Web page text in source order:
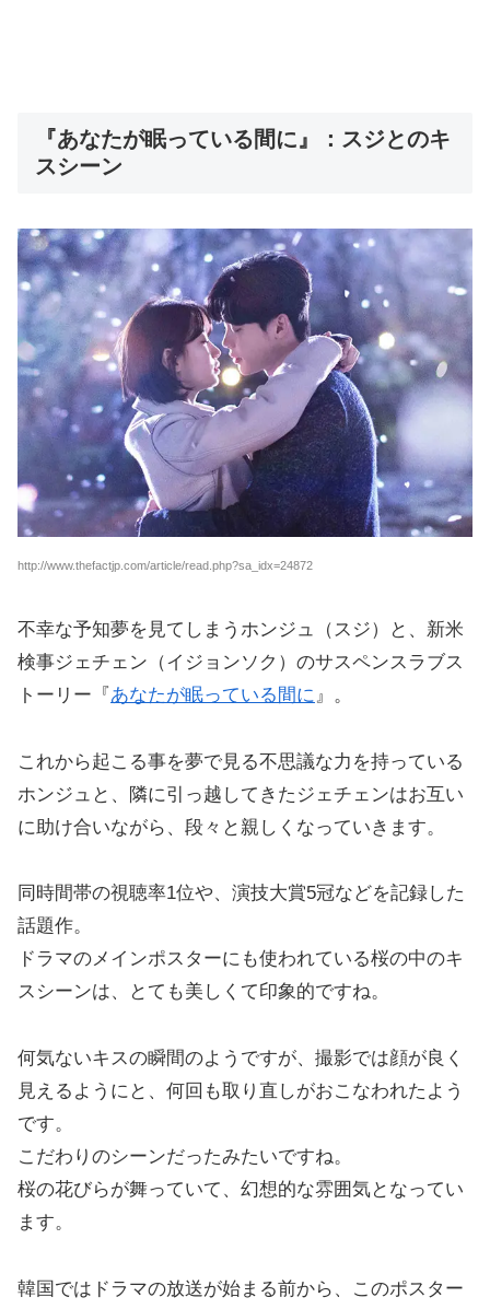
『あなたが眠っている間に』：スジとのキ
スシーン
http://www.thefactjp.com/article/read.php?sa_idx=24872
不幸な予知夢を見てしまうホンジュ（スジ）と、新米
検事ジェチェン（イジョンソク）のサスペンスラブス
トーリー『 あなたが眠っている間に』。
これから起こる事を夢で見る不思議な力を持っている
ホンジュと、隣に引っ越してきたジェチェンはお互い
に助け合いながら、段々と親しくなっていきます。
同時間帯の視聴率1位や、演技大賞5冠などを記録した
話題作。
ドラマのメインポスターにも使われている桜の中のキ
スシーンは、とても美しくて印象的ですね。
何気ないキスの瞬間のようですが、撮影では顔が良く
見えるようにと、何回も取り直しがおこなわれたよう
です。
こだわりのシーンだったみたいですね。
桜の花びらが舞っていて、幻想的な雰囲気となってい
ます。
韓国ではドラマの放送が始まる前から、このポスター